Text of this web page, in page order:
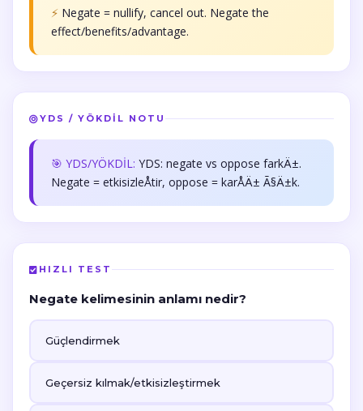
⚡ Negate = nullify, cancel out. Negate the
effect/benefits/advantage.
YDS / YÖKDİL NOTU
🎯 YDS/YÖKDİL: YDS: negate vs oppose farkÄ±.
Negate = etkisizleÅtir, oppose = karÅÄ± Ã§Ä±k.
HIZLI TEST
Negate kelimesinin anlamı nedir?
Güçlendirmek
Geçersiz kılmak/etkisizleştirmek